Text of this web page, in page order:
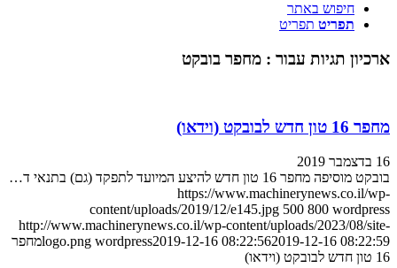
חיפוש באתר
תפריט תפריט
ארכיון תגיות עבור : מחפר בובקט
מחפר 16 טון חדש לבובקט (וידאו)
16 בדצמבר 2019
בובקט מוסיפה מחפר 16 טון חדש להיצע המיועד לתפקד (גם) בתנאי ד…
https://www.machinerynews.co.il/wp-
content/uploads/2019/12/e145.jpg 500 800 wordpress
http://www.machinerynews.co.il/wp-content/uploads/2023/08/site-
logo.png wordpress2019-12-16 08:22:562019-12-16 08:22:59
מחפר
16 טון חדש לבובקט (וידאו)